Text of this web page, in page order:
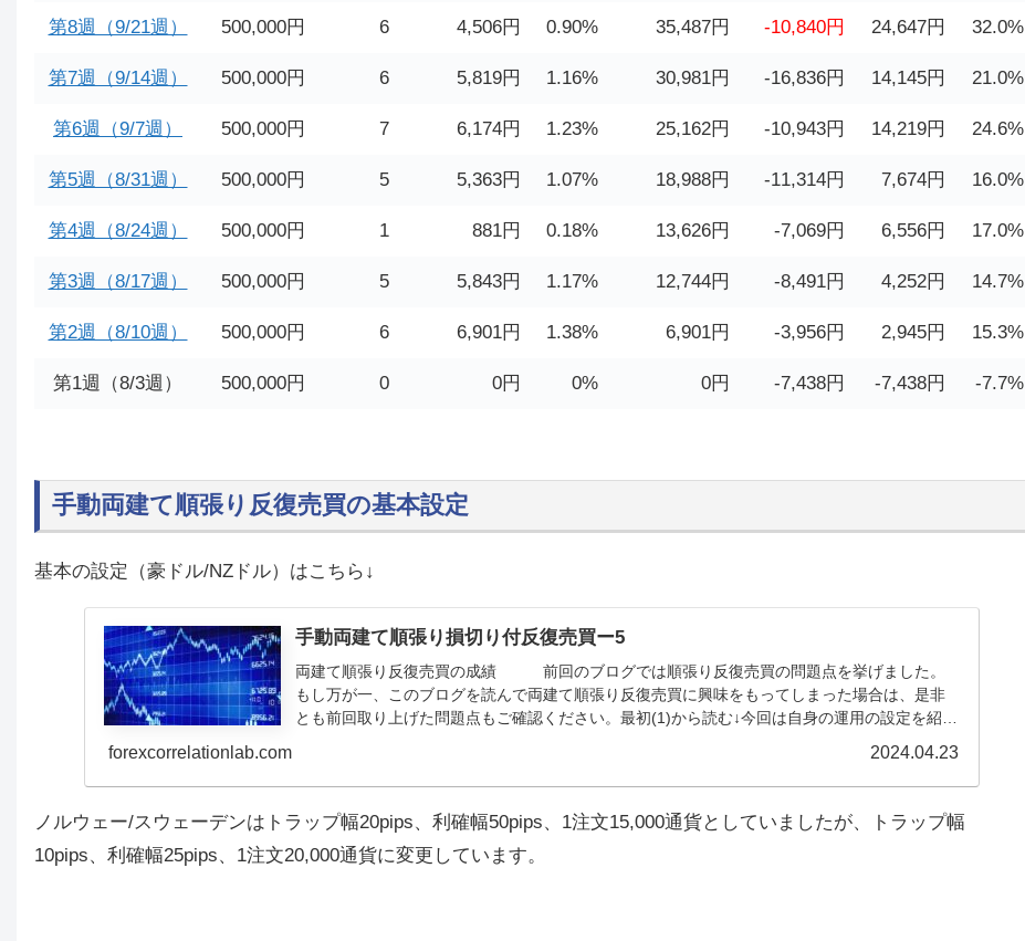
第8週（9/21週） 500,000円 6 4,506円 0.90% 35,487円 -10,840円 24,647円 32.0%
第7週（9/14週） 500,000円 6 5,819円 1.16% 30,981円 -16,836円 14,145円 21.0%
第6週（9/7週） 500,000円 7 6,174円 1.23% 25,162円 -10,943円 14,219円 24.6%
第5週（8/31週） 500,000円 5 5,363円 1.07% 18,988円 -11,314円 7,674円 16.0%
第4週（8/24週） 500,000円 1 881円 0.18% 13,626円 -7,069円 6,556円 17.0%
第3週（8/17週） 500,000円 5 5,843円 1.17% 12,744円 -8,491円 4,252円 14.7%
第2週（8/10週） 500,000円 6 6,901円 1.38% 6,901円 -3,956円 2,945円 15.3%
第1週（8/3週） 500,000円 0 0円 0% 0円 -7,438円 -7,438円 -7.7%
手動両建て順張り反復売買の基本設定
基本の設定（豪ドル/NZドル）はこちら↓
手動両建て順張り損切り付反復売買ー5
両建て順張り反復売買の成績 前回のブログでは順張り反復売買の問題点を挙げました。
もし万が一、このブログを読んで両建て順張り反復売買に興味をもってしまった場合は、是非
とも前回取り上げた問題点もご確認ください。最初(1)から読む↓今回は自身の運用の設定を紹介
forexcorrelationlab.com 2024.04.23
ノルウェー/スウェーデンはトラップ幅20pips、利確幅50pips、1注文15,000通貨としていましたが、トラップ幅
10pips、利確幅25pips、1注文20,000通貨に変更しています。